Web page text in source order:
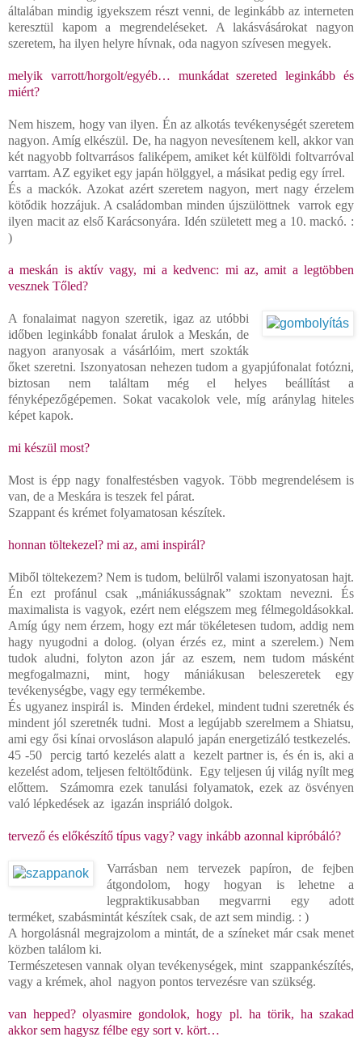
általában mindig igyekszem részt venni, de leginkább az interneten
keresztül kapom a megrendeléseket. A lakásvásárokat nagyon
szeretem, ha ilyen helyre hívnak, oda nagyon szívesen megyek.
melyik varrott/horgolt/egyéb… munkádat szereted leginkább és
miért?
Nem hiszem, hogy van ilyen. Én az alkotás tevékenységét szeretem
nagyon. Amíg elkészül. De, ha nagyon nevesítenem kell, akkor van
két nagyobb foltvarrásos faliképem, amiket két külföldi foltvarróval
varrtam. AZ egyiket egy japán hölggyel, a másikat pedig egy írrel.
És a mackók. Azokat azért szeretem nagyon, mert nagy érzelem
kötődik hozzájuk. A családomban minden újszülöttnek varrok egy
ilyen macit az első Karácsonyára. Idén született meg a 10. mackó. :
)
a meskán is aktív vagy, mi a kedvenc: mi az, amit a legtöbben
vesznek Tőled?
A fonalaimat nagyon szeretik, igaz az utóbbi
időben leginkább fonalat árulok a Meskán, de
nagyon aranyosak a vásárlóim, mert szokták
őket szeretni. Iszonyatosan nehezen tudom a gyapjúfonalat fotózni,
biztosan nem találtam még el helyes beállítást a
fényképezőgépemen. Sokat vacakolok vele, míg aránylag hiteles
képet kapok.
mi készül most?
Most is épp nagy fonalfestésben vagyok. Több megrendelésem is
van, de a Meskára is teszek fel párat.
Szappant és krémet folyamatosan készítek.
honnan töltekezel? mi az, ami inspirál?
Miből töltekezem? Nem is tudom, belülről valami iszonyatosan hajt.
Én ezt profánul csak „mániákusságnak” szoktam nevezni. És
maximalista is vagyok, ezért nem elégszem meg félmegoldásokkal.
Amíg úgy nem érzem, hogy ezt már tökéletesen tudom, addig nem
hagy nyugodni a dolog. (olyan érzés ez, mint a szerelem.) Nem
tudok aludni, folyton azon jár az eszem, nem tudom másként
megfogalmazni, mint, hogy mániákusan beleszeretek egy
tevékenységbe, vagy egy termékembe.
És ugyanez inspirál is. Minden érdekel, mindent tudni szeretnék és
mindent jól szeretnék tudni. Most a legújabb szerelmem a Shiatsu,
ami egy ősi kínai orvosláson alapuló japán energetizáló testkezelés.
45 -50 percig tartó kezelés alatt a kezelt partner is, és én is, aki a
kezelést adom, teljesen feltöltődünk. Egy teljesen új világ nyílt meg
előttem. Számomra ezek tanulási folyamatok, ezek az ösvényen
való lépkedések az igazán inspriáló dolgok.
tervező és előkészítő típus vagy? vagy inkább azonnal kipróbáló?
Varrásban nem tervezek papíron, de fejben
átgondolom, hogy hogyan is lehetne a
legpraktikusabban megvarrni egy adott
terméket, szabásmintát készítek csak, de azt sem mindig. : )
A horgolásnál megrajzolom a mintát, de a színeket már csak menet
közben találom ki.
Természetesen vannak olyan tevékenységek, mint szappankészítés,
vagy a krémek, ahol nagyon pontos tervezésre van szükség.
van hepped? olyasmire gondolok, hogy pl. ha törik, ha szakad
akkor sem hagysz félbe egy sort v. kört…